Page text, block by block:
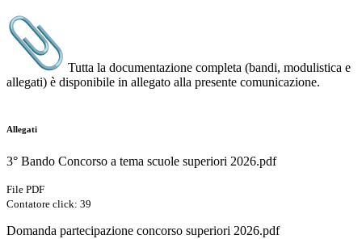
Tutta la documentazione completa (bandi, modulistica e
allegati) è disponibile in allegato alla presente comunicazione.
Allegati
3° Bando Concorso a tema scuole superiori 2026.pdf
File PDF
Contatore click: 39
Domanda partecipazione concorso superiori 2026.pdf